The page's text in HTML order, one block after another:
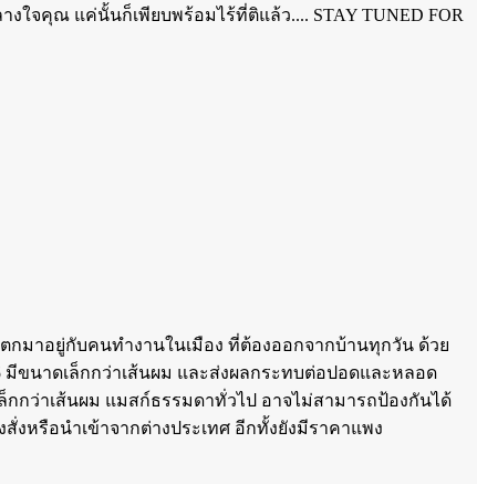
จคุณ แค่นั้นก็เพียบพร้อมไร้ที่ติแล้ว.... STAY TUNED FOR
กมาอยู่กับคนทำงานในเมือง ที่ต้องออกจากบ้านทุกวัน ด้วย
ขนาดเล็กกว่าเส้นผม และส่งผลกระทบต่อปอดและหลอด
กว่าเส้นผม แมสก์ธรรมดาทั่วไป อาจไม่สามารถป้องกันได้
หรือนำเข้าจากต่างประเทศ อีกทั้งยังมีราคาแพง